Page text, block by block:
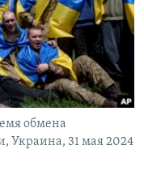
обмена
Украина, 31 мая 2024